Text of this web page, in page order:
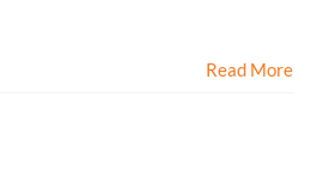
Read More